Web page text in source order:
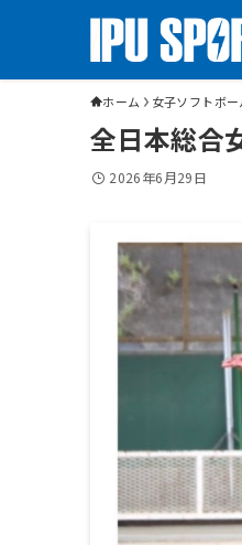
ホーム 女子ソフトボ
全日本総合
2026年6月29日